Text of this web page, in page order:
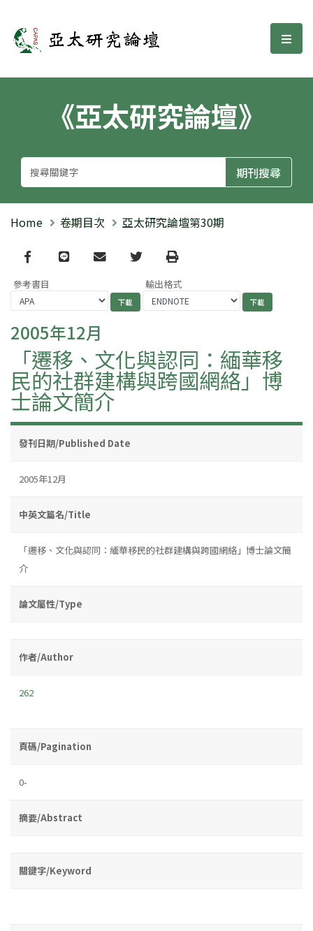
亞太研究論壇 選
《亞太研究論壇》
Home 卷期目次 亞太研究論壇第30期
Facebook
line email TwitterPrint
參考書目 輸出格式
2005年12月
「遷移、文化與認同：緬華移
民的社群建構與跨國網絡」博
士論文簡介
發刊日期/Published Date
2005年12月
中英文篇名/Title
「遷移、文化與認同：緬華移民的社群建構與跨國網絡」博士論文簡
介
論文屬性/Type
作者/Author
262
頁碼/Pagination
0-
摘要/Abstract
關鍵字/Keyword